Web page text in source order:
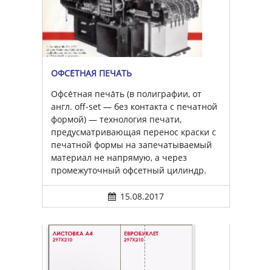
ОФСЕ́ТНАЯ ПЕЧА́ТЬ
Офсе́тная печа́ть (в полиграфии, от
англ. off-set — без контакта с печатной
формой) — технология печати,
предусматривающая перенос краски с
печатной формы на запечатываемый
материал не напрямую, а через
промежуточный офсетный цилиндр.
15.08.2017